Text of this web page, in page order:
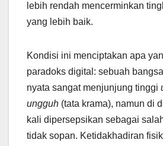
lebih rendah mencerminkan
yang lebih baik.
Kondisi ini menciptakan apa
paradoks digital: sebuah
nyata sangat menjunjung tinggi
ungguh (tata krama), namun di
kali dipersepsikan sebagai
tidak sopan. Ketidakhadiran